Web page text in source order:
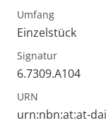
Umfang
Einzelstück
Signatur
6.7309.A104
URN
urn:nbn:at:at-